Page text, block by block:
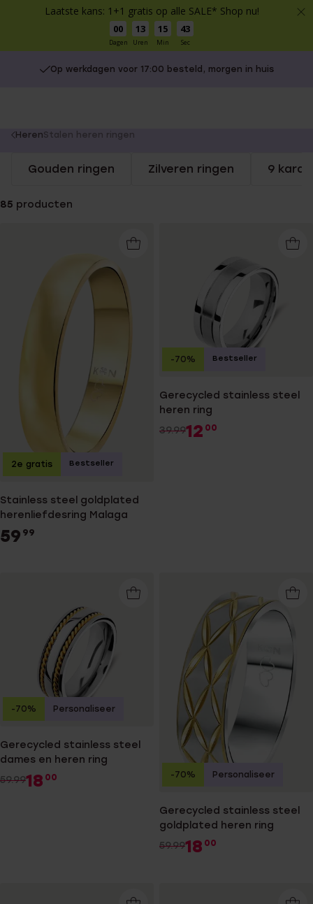
Laatste kans: 1+1 gratis op alle SALE* Shop nu!
00
Dagen
13
Uren
15
Min
42
Sec
Op werkdagen voor 17:00 besteld, morgen in huis
Gratis verzending vanaf €49
You
here:
HerenStalen heren ringen
Gouden ringen Zilveren ringen 9
85 producten
Stainless steel goldplated
herenliefdesring Malaga
59 99
2e gratis Bestseller
Gerecycled stainless steel
heren ring
39.9912 00
-70% Bestseller
Gerecycled stainless steel
dames en heren ring
59.9918 00
-70% Personaliseer
Gerecycled stainless steel
goldplated heren ring
59.9918 00
-70% Personaliseer